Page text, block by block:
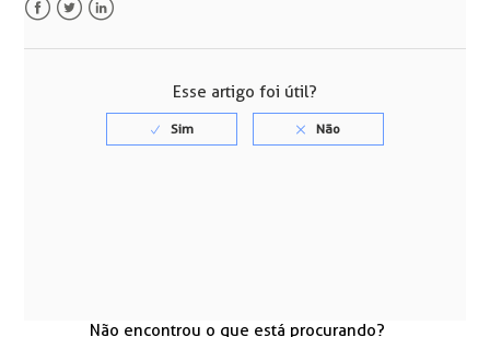
Esse artigo foi útil?
Não encontrou o que está procurando?